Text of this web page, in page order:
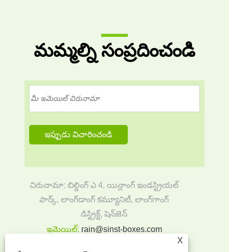
మమ్మల్ని సంప్రదించండి
చిరునామా: బిల్డింగ్ ఎ 4, యిన్లాంగ్ ఇండస్ట్రియల్
పార్క్, లాంగ్‌డాంగ్ కమ్యూనిటీ, లాంగ్‌గాంగ్
డిస్ట్రిక్ట్, షెన్‌జెన్
ఇమెయిల్: rain@sinst-boxes.com
X